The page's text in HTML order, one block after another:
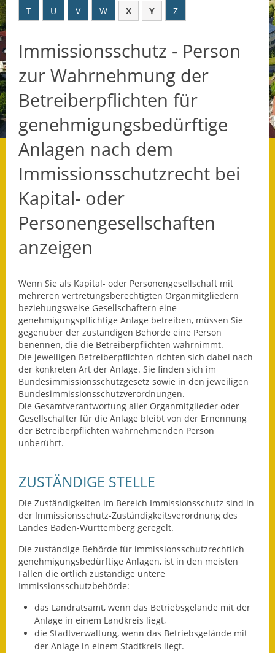
Datenschutz
Datenschutz im
Steueramt
Gebärdensprache
Geschichte und
Gegenwart
Was die Alten noch
wussten!
Informationsbroschüre
Infos in Leichter Sprache
Mitteilungsblatt
Nachhaltigkeitsbericht
Notfallplanung
Ortsplan
Kreisstraße
Umleitungsplan
Ausweichfahrplan
Stellenausschreibungen
Zahlen und Fakten
T
U V W X Y Z
Immissionsschutz - Person
zur Wahrnehmung der
Betreiberpflichten für
genehmigungsbedürftige
Anlagen nach dem
Immissionsschutzrecht bei
Kapital- oder
Personengesellschaften
anzeigen
Wenn Sie als Kapital- oder Personengesellschaft mit
mehreren vertretungsberechtigten Organmitgliedern
beziehungsweise Gesellschaftern eine
genehmigungspflichtige Anlage betreiben, müssen Sie
gegenüber der zuständigen Behörde eine Person
benennen, die die Betreiberpflichten wahrnimmt.
Die jeweiligen Betreiberpflichten richten sich dabei nach
der konkreten Art der Anlage. Sie finden sich im
Bundesimmissionsschutzgesetz sowie in den jeweiligen
Bundesimmissionsschutzverordnungen.
Die Gesamtverantwortung aller Organmitglieder oder
Gesellschafter für die Anlage bleibt von der Ernennung
der Betreiberpflichten wahrnehmenden Person
unberührt.
ZUSTÄNDIGE STELLE
Die Zuständigkeiten im Bereich Immissionsschutz sind in
der Immissionsschutz-Zuständigkeitsverordnung des
Landes Baden-Württemberg geregelt.
Die zuständige Behörde für immissionsschutzrechtlich
genehmigungsbedürftige Anlagen, ist in den meisten
Fällen die örtlich zuständige untere
Immissionsschutzbehörde:
das Landratsamt, wenn das Betriebsgelände mit der
Anlage in einem Landkreis liegt,
die Stadtverwaltung, wenn das Betriebsgelände mit
der Anlage in einem Stadtkreis liegt.